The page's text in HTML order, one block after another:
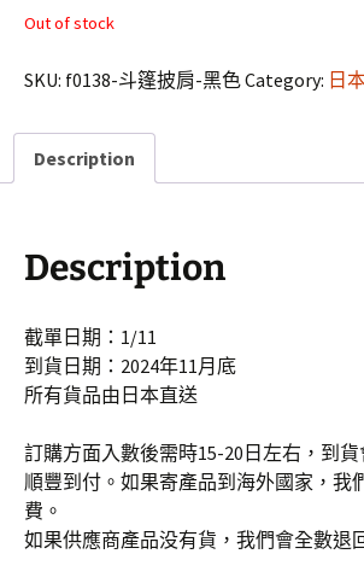
Out of stock
SKU: f0138-斗篷披肩-黑色Category: 日
Description
Description
截單日期：1/11
到貨日期：2024年11月底
所有貨品由日本直送
訂購方面入數後需時15-20日左右，到
順豐到付。如果寄產品到海外國家，我
費。
如果供應商產品没有貨，我們會全數退